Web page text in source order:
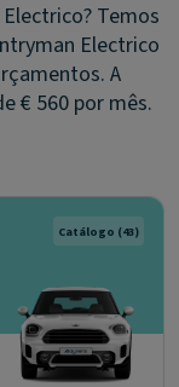
Temos
Electrico
A
€ 560 por mês.
Catálogo (43)